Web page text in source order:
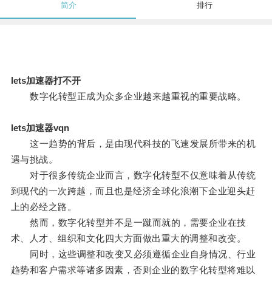
简介 排行
lets加速器打不开
数字化转型正成为众多企业越来越重视的重要战略。
lets加速器vqn
这一趋势的背后，是由现代科技的飞速发展所带来的机
遇与挑战。
对于很多传统企业而言，数字化转型不仅意味着从传统
到现代的一次跨越，而且也是经济全球化浪潮下企业迎头赶
上的必经之路。
然而，数字化转型并不是一蹴而就的，需要企业在技
术、人才、组织和文化四大方面做出重大的调整和改变。
同时，这些调整和改变又必须遵循企业自身情况、行业
趋势和客户需求等诸多因素，否则企业的数字化转型将难以